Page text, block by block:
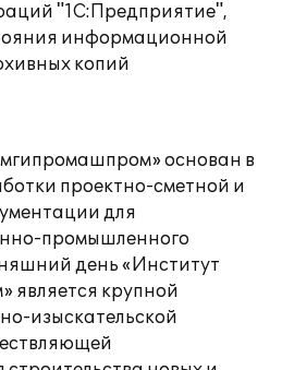
"1С:Предприятие",
информационной
копий
основан в
проектно-сметной и
для
промышленного
день «Институт
является крупной
изыскательской